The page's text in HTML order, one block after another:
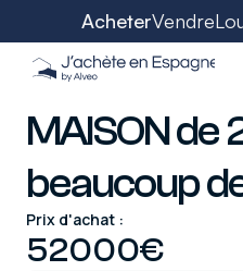
AcheterVendre
MAISON de
beaucoup
Prix d'achat :
52000€